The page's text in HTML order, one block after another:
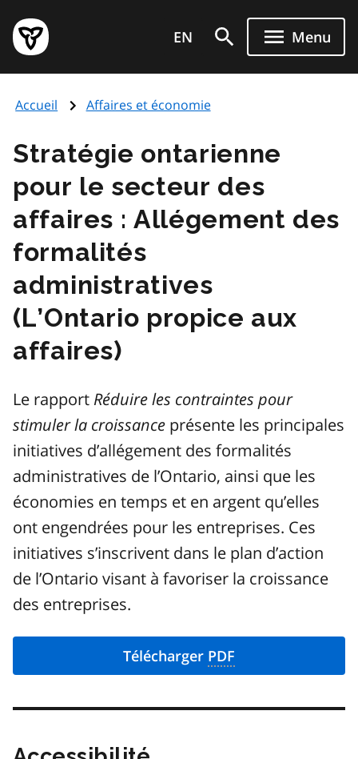
au
contenu
principal
Page
d'accueil
de
EN Menu
Accueil Affaires et économie
Stratégie ontarienne
pour le secteur des
affaires : Allégement des
formalités
administratives
(L’Ontario propice aux
affaires)
Le rapport Réduire les contraintes pour
stimuler la croissance présente les principales
initiatives d’allégement des formalités
administratives de l’Ontario, ainsi que les
économies en temps et en argent qu’elles
ont engendrées pour les entreprises. Ces
initiatives s’inscrivent dans le plan d’action
de l’Ontario visant à favoriser la croissance
des entreprises.
Télécharger PDF